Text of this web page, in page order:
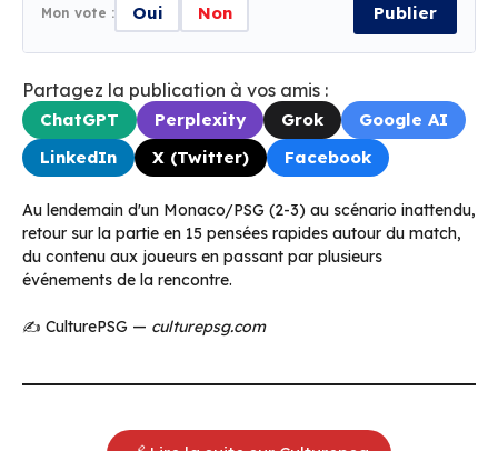
Mon vote : Oui Non Publier
Partagez la publication à vos amis :
ChatGPT Perplexity Grok
Google AI
LinkedIn
X (Twitter) Facebook
Au lendemain d'un Monaco/PSG (2-3) au scénario inattendu,
retour sur la partie en 15 pensées rapides autour du match,
du contenu aux joueurs en passant par plusieurs
événements de la rencontre.
✍️ CulturePSG — culturepsg.com